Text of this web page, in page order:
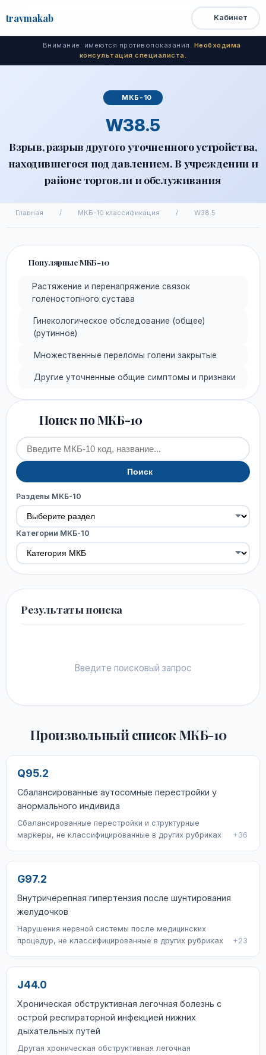
travmakab
Открыть
меню
Быстрый
доступ
Кабинет
Внимание: имеются противопоказания. Необходима
консультация специалиста.
МКБ-10
W38.5
Взрыв, разрыв другого уточненного устройства,
находившегося под давлением. В учреждении и
районе торговли и обслуживания
Главная / МКБ-10 классификация / W38.5
Популярные МКБ-10
Растяжение и перенапряжение связок
голеностопного сустава
Гинекологическое обследование (общее)
(рутинное)
Множественные переломы голени закрытые
Другие уточненные общие симптомы и признаки
Поиск по МКБ-10
Поиск
Разделы МКБ-10
Категории МКБ-10
Результаты поиска
Введите поисковый запрос
Произвольный список МКБ-10
Q95.2
Сбалансированные аутосомные перестройки у
анормального индивида
Сбалансированные перестройки и структурные
маркеры, не классифицированные в других рубриках
+36
G97.2
Внутричерепная гипертензия после шунтирования
желудочков
Нарушения нервной системы после медицинских
процедур, не классифицированные в других рубриках
+23
J44.0
Хроническая обструктивная легочная болезнь с
острой респираторной инфекцией нижних
дыхательных путей
Другая хроническая обструктивная легочная